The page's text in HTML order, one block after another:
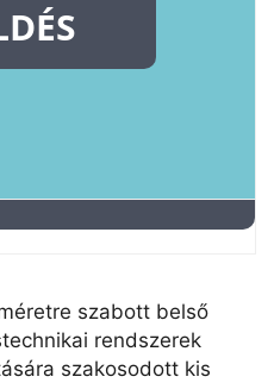
szabott belső
rendszerek
szakosodott kis